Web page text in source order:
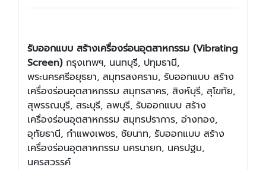
รับออกแบบ สร้างเครื่องร่อนอุตสาหกรรม (Vibrating
Screen)กรุงเทพฯ, นนทบุรี, ปทุมธานี,
พระนครศรีอยุธยา, สมุทรสงคราม, รับออกแบบ สร้าง
เครื่องร่อนอุตสาหกรรม สมุทรสาคร, สิงห์บุรี, สุโขทัย,
สุพรรณบุรี, สระบุรี, ลพบุรี, รับออกแบบ สร้าง
เครื่องร่อนอุตสาหกรรม สมุทรปราการ, อ่างทอง,
อุทัยธานี, กำแพงเพชร, ชัยนาท, รับออกแบบ สร้าง
เครื่องร่อนอุตสาหกรรม นครนายก, นครปฐม,
นครสวรรค์